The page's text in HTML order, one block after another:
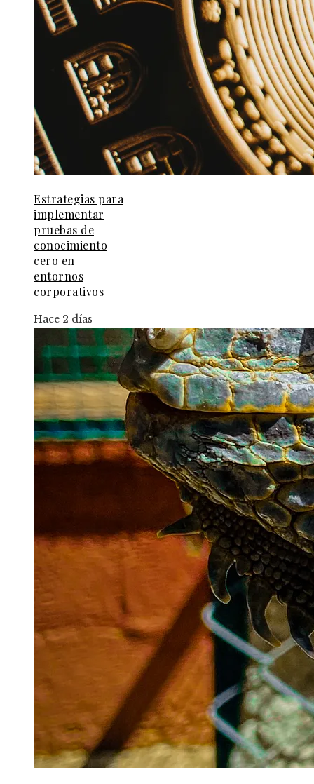
Estrategias para
implementar
pruebas de
conocimiento
cero en
entornos
corporativos
Hace 2 días